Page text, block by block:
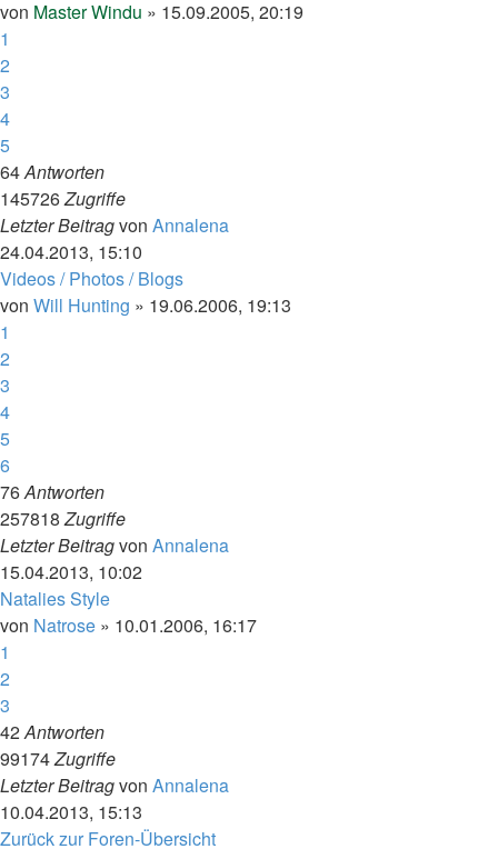
von Master Windu » 15.09.2005, 20:19
1
2
3
4
5
64Antworten
145726Zugriffe
Letzter Beitragvon Annalena
24.04.2013, 15:10
Videos / Photos / Blogs
von Will Hunting » 19.06.2006, 19:13
1
2
3
4
5
6
76Antworten
257818Zugriffe
Letzter Beitragvon Annalena
15.04.2013, 10:02
Natalies Style
von Natrose » 10.01.2006, 16:17
1
2
3
42Antworten
99174Zugriffe
Letzter Beitragvon Annalena
10.04.2013, 15:13
Zurück zur Foren-Übersicht